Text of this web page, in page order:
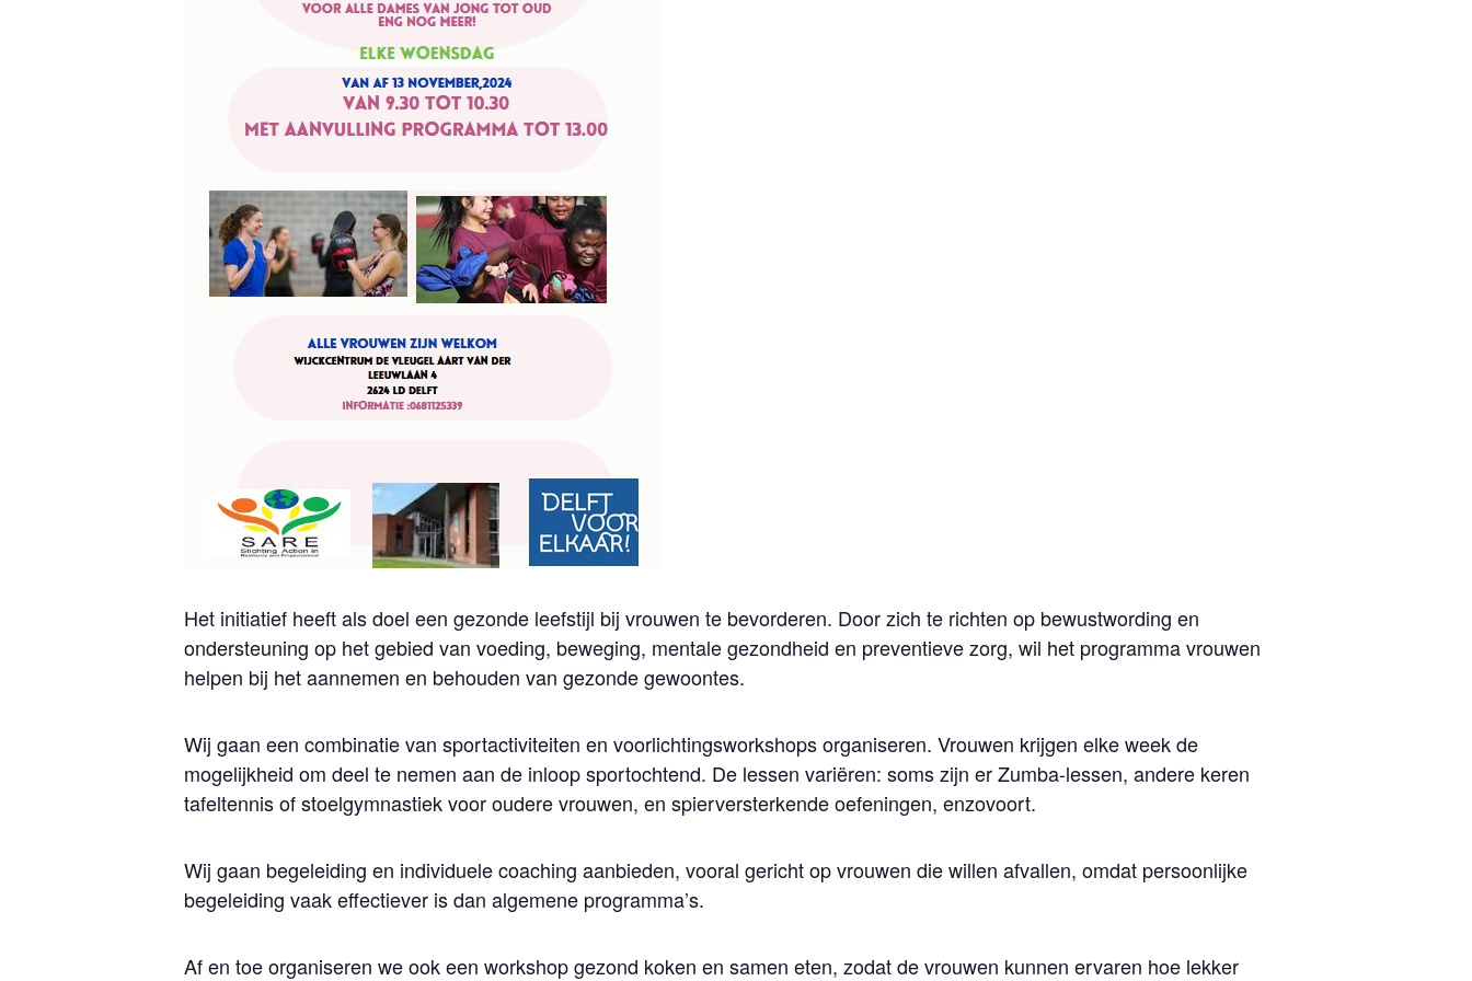
Het initiatief heeft als doel een gezonde leefstijl bij vrouwen te bevorderen. Door zich te richten op bewustwording en
ondersteuning op het gebied van voeding, beweging, mentale gezondheid en preventieve zorg, wil het programma vrouwen
helpen bij het aannemen en behouden van gezonde gewoontes.
Wij gaan een combinatie van sportactiviteiten en voorlichtingsworkshops organiseren. Vrouwen krijgen elke week de
mogelijkheid om deel te nemen aan de inloop sportochtend. De lessen variëren: soms zijn er Zumba-lessen, andere keren
tafeltennis of stoelgymnastiek voor oudere vrouwen, en spierversterkende oefeningen, enzovoort.
Wij gaan begeleiding en individuele coaching aanbieden, vooral gericht op vrouwen die willen afvallen, omdat persoonlijke
begeleiding vaak effectiever is dan algemene programma’s.
Af en toe organiseren we ook een workshop gezond koken en samen eten, zodat de vrouwen kunnen ervaren hoe lekker